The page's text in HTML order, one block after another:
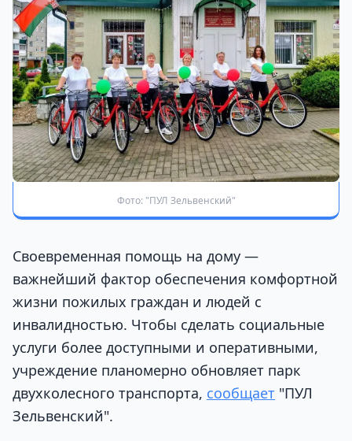
Фото: "ПУЛ Зельвенский"
Своевременная помощь на дому —
важнейший фактор обеспечения комфортной
жизни пожилых граждан и людей с
инвалидностью. Чтобы сделать социальные
услуги более доступными и оперативными,
учреждение планомерно обновляет парк
двухколесного транспорта, сообщает "ПУЛ
Зельвенский".